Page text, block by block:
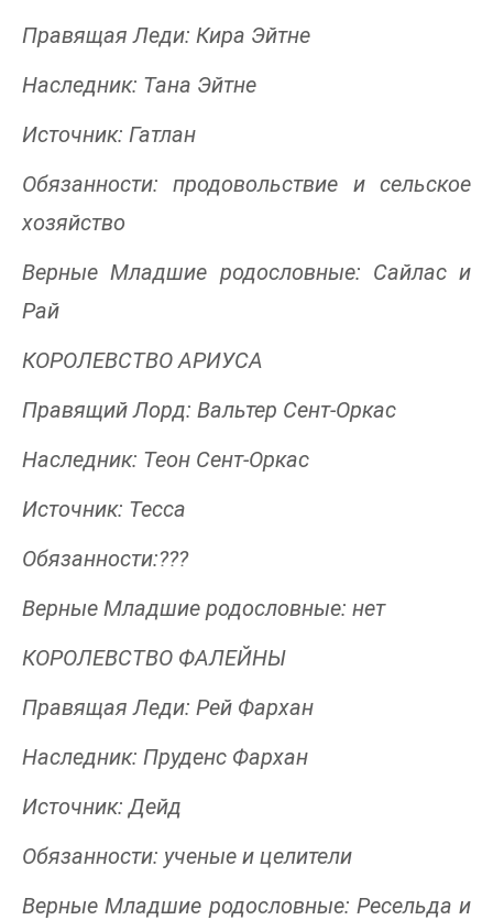
Правящая Леди: Кира Эйтне
Наследник: Тана Эйтне
Источник: Гатлан
Обязанности: продовольствие и сельское
хозяйство
Верные Младшие родословные: Сайлас и
Рай
КОРОЛЕВСТВО АРИУСА
Правящий Лорд: Вальтер Сент-Оркас
Наследник: Теон Сент-Оркас
Источник: Тесса
Обязанности:???
Верные Младшие родословные: нет
КОРОЛЕВСТВО ФАЛЕЙНЫ
Правящая Леди: Рей Фархан
Наследник: Пруденс Фархан
Источник: Дейд
Обязанности: ученые и целители
Верные Младшие родословные: Ресельда и